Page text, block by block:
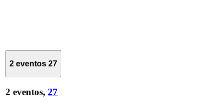
2 eventos 27
2 eventos, 27